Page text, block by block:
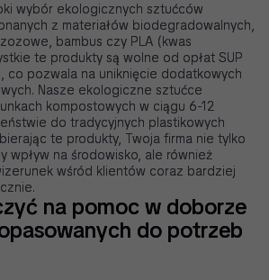
wybór ekologicznych sztućców
z materiałów biodegradowalnych,
bambus czy PLA (kwas
te produkty są wolne od opłat SUP
co pozwala na uniknięcie dodatkowych
Nasze ekologiczne sztućce
kompostowych w ciągu 6-12
do tradycyjnych plastikowych
te produkty, Twoja firma nie tylko
wpływ na środowisko, ale również
wśród klientów coraz bardziej
na pomoc w doborze
do potrzeb